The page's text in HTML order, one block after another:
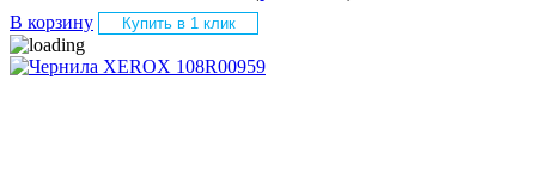
В корзину Купить в 1 клик